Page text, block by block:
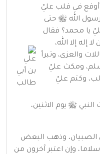
أوقع في قلب عليّ
رسول الله ﷺ حتى
يا محمد؟ فقال
إلا الله،
والعزى، وتبرأ
ومكث عليّ
وكتم عليّ
ﷺ يوم الاثنين،
وذهب البعض
وإن اعتبر آخرون من